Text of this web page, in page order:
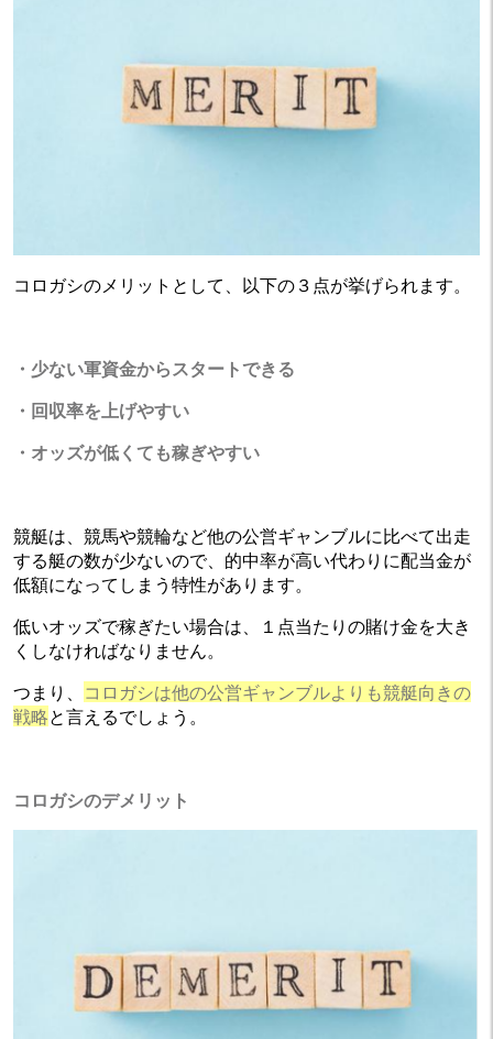
コロガシのメリットとして、以下の３点が挙げられます。
・少ない軍資金からスタートできる
・回収率を上げやすい
・オッズが低くても稼ぎやすい
競艇は、競馬や競輪など他の公営ギャンブルに比べて出走
する艇の数が少ないので、的中率が高い代わりに配当金が
低額になってしまう特性があります。
低いオッズで稼ぎたい場合は、１点当たりの賭け金を大き
くしなければなりません。
つまり、
コロガシは他の公営ギャンブルよりも競艇向きの
戦略と言えるでしょう。
コロガシのデメリット